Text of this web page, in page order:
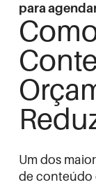
para
Um dos
de conteúdo